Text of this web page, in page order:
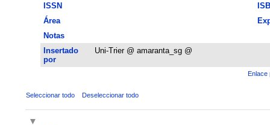
ISSN
Área
Notas
Insertado
por
Uni-Trier @ amaranta_sg @
Enlace
Seleccionar todo Deseleccionar todo